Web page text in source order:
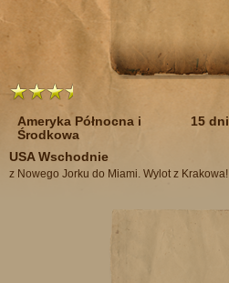
Ameryka Północna i
Środkowa
15 dni
USA Wschodnie
z Nowego Jorku do Miami. Wylot z Krakowa!